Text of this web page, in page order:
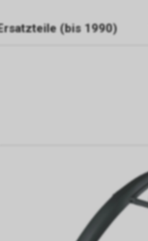
(bis 1990)